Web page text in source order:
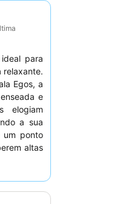
para
relaxante.
Egos, a
e
elogiam
a sua
um ponto
altas